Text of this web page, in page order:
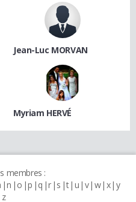
Jean-Luc MORVAN
Myriam HERVÉ
membres :
n o p q r s t u v w x y
z